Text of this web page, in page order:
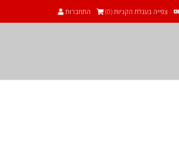
התחברות צפייה בעגלת הקניות (0
)